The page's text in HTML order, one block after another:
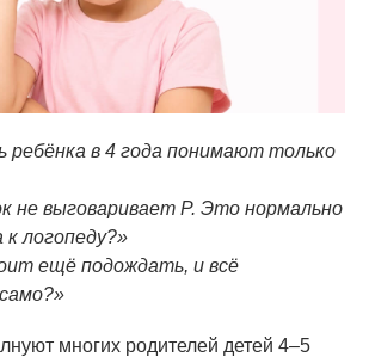
ребёнка в 4 года понимают только
не выговаривает Р. Это нормально
к логопеду?»
ещё подождать, и всё
многих родителей детей 4–5